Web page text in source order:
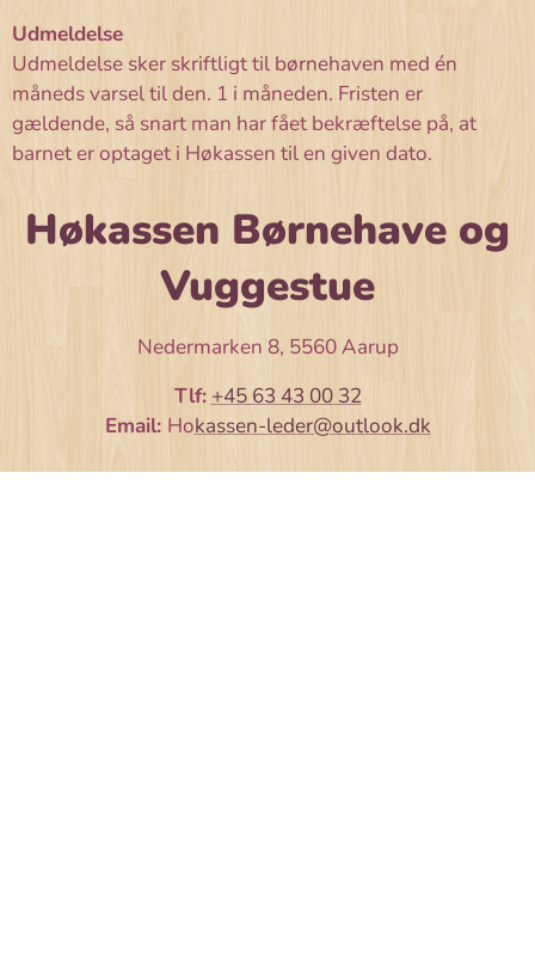
Udmeldelse
Udmeldelse sker skriftligt til børnehaven med én
måneds varsel til den. 1 i måneden. Fristen er
gældende, så snart man har fået bekræftelse på, at
barnet er optaget i Høkassen til en given dato.
Høkassen Børnehave og
Vuggestue
Nedermarken 8, 5560 Aarup
Tlf: +45 63 43 00 32
Email: Hokassen-leder@outlook.dk